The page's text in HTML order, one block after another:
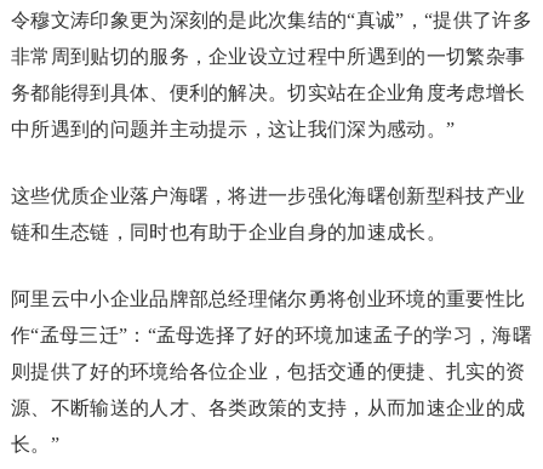
令穆文涛印象更为深刻的是此次集结的“真诚”，“提供了许多
非常周到贴切的服务，企业设立过程中所遇到的一切繁杂事
务都能得到具体、便利的解决。切实站在企业角度考虑增长
中所遇到的问题并主动提示，这让我们深为感动。”
这些优质企业落户海曙，将进一步强化海曙创新型科技产业
链和生态链，同时也有助于企业自身的加速成长。
阿里云中小企业品牌部总经理储尔勇将创业环境的重要性比
作“孟母三迁”：“孟母选择了好的环境加速孟子的学习，海曙
则提供了好的环境给各位企业，包括交通的便捷、扎实的资
源、不断输送的人才、各类政策的支持，从而加速企业的成
长。”